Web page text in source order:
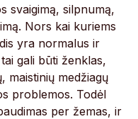
svaigimą, silpnumą,
Nors kai kuriems
yra normalus ir
gali būti ženklas,
maistinių medžiagų
problemos. Todėl
per žemas, ir